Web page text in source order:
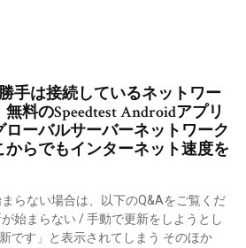
手は接続しているネットワー
料のSpeedtest Androidアプリ
ローバルサーバーネットワーク
らでもインターネット速度を
らない場合は、以下のQ&Aをご覧くだ
始まらない / 手動で更新をしようとし
です」と表示されてしまう そのほか